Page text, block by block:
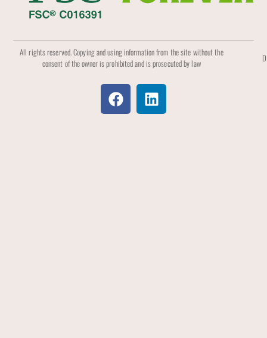
All rights reserved. Copying and using information from the site without the
consent of the owner is prohibited and is prosecuted by law